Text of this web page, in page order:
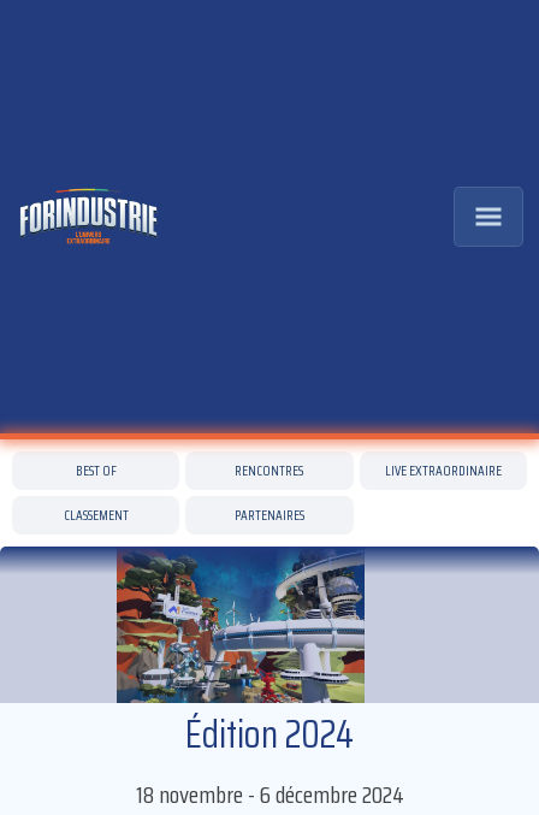
BEST OF RENCONTRES LIVE EXTRAORDINAIRE
CLASSEMENT PARTENAIRES
Édition 2024
18 novembre - 6 décembre 2024